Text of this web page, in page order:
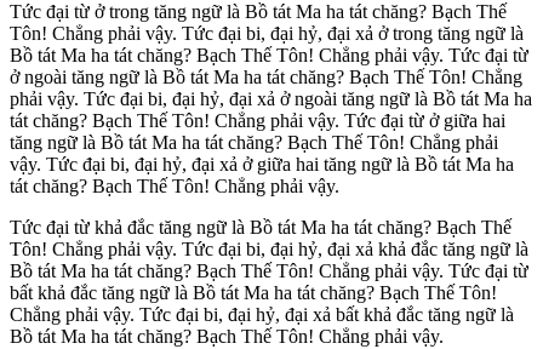
Tức đại từ ở trong tăng ngữ là Bồ tát Ma ha tát chăng? Bạch Thế
Tôn! Chẳng phải vậy. Tức đại bi, đại hỷ, đại xả ở trong tăng ngữ là
Bồ tát Ma ha tát chăng? Bạch Thế Tôn! Chẳng phải vậy. Tức đại từ
ở ngoài tăng ngữ là Bồ tát Ma ha tát chăng? Bạch Thế Tôn! Chẳng
phải vậy. Tức đại bi, đại hỷ, đại xả ở ngoài tăng ngữ là Bồ tát Ma ha
tát chăng? Bạch Thế Tôn! Chẳng phải vậy. Tức đại từ ở giữa hai
tăng ngữ là Bồ tát Ma ha tát chăng? Bạch Thế Tôn! Chẳng phải
vậy. Tức đại bi, đại hỷ, đại xả ở giữa hai tăng ngữ là Bồ tát Ma ha
tát chăng? Bạch Thế Tôn! Chẳng phải vậy.
Tức đại từ khả đắc tăng ngữ là Bồ tát Ma ha tát chăng? Bạch Thế
Tôn! Chẳng phải vậy. Tức đại bi, đại hỷ, đại xả khả đắc tăng ngữ là
Bồ tát Ma ha tát chăng? Bạch Thế Tôn! Chẳng phải vậy. Tức đại từ
bất khả đắc tăng ngữ là Bồ tát Ma ha tát chăng? Bạch Thế Tôn!
Chẳng phải vậy. Tức đại bi, đại hỷ, đại xả bất khả đắc tăng ngữ là
Bồ tát Ma ha tát chăng? Bạch Thế Tôn! Chẳng phải vậy.